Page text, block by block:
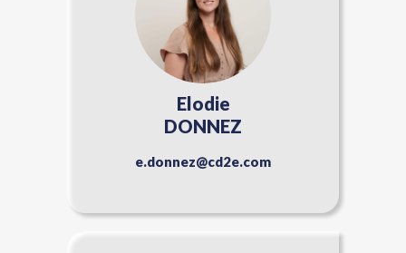
Elodie
DONNEZ
e.donnez@cd2e.com